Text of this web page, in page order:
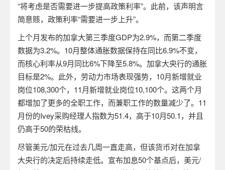
“将考虑是否需要进一步提高政策利率”。此前，该声明言
简意赅，政策利率“需要进一步上升”。
上个月发布的加拿大第三季度GDP为2.9%，而第二季度
数据为3.2%。 10月整体通胀数据保持在同比6.9%不变，
而核心利率从9月同比6%下降至5.8%。加拿大央行的通胀
目标是2%。此外，劳动力市场表现强势， 10月新增就业
岗位108,300个， 11月新增就业岗位10,100个。这两个月
都增加了更多的全职工作，而兼职工作的数量减少了。 11
月份的Ivey采购经理人指数为51.4，高于10月50.1，并且
仍高于50的荣枯线。
尽管美元/加元在过去几周一直走高，但该货币对在加拿
大央行的决定后持续走低。宣布加息50个基点后，美元/